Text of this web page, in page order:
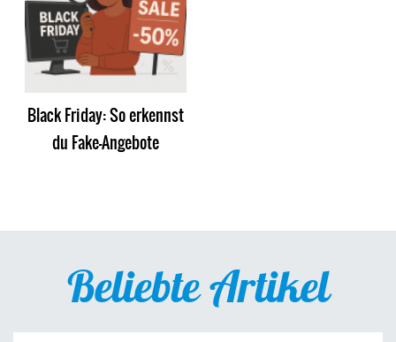
Black Friday: So erkennst
du Fake-Angebote
Beliebte Artikel